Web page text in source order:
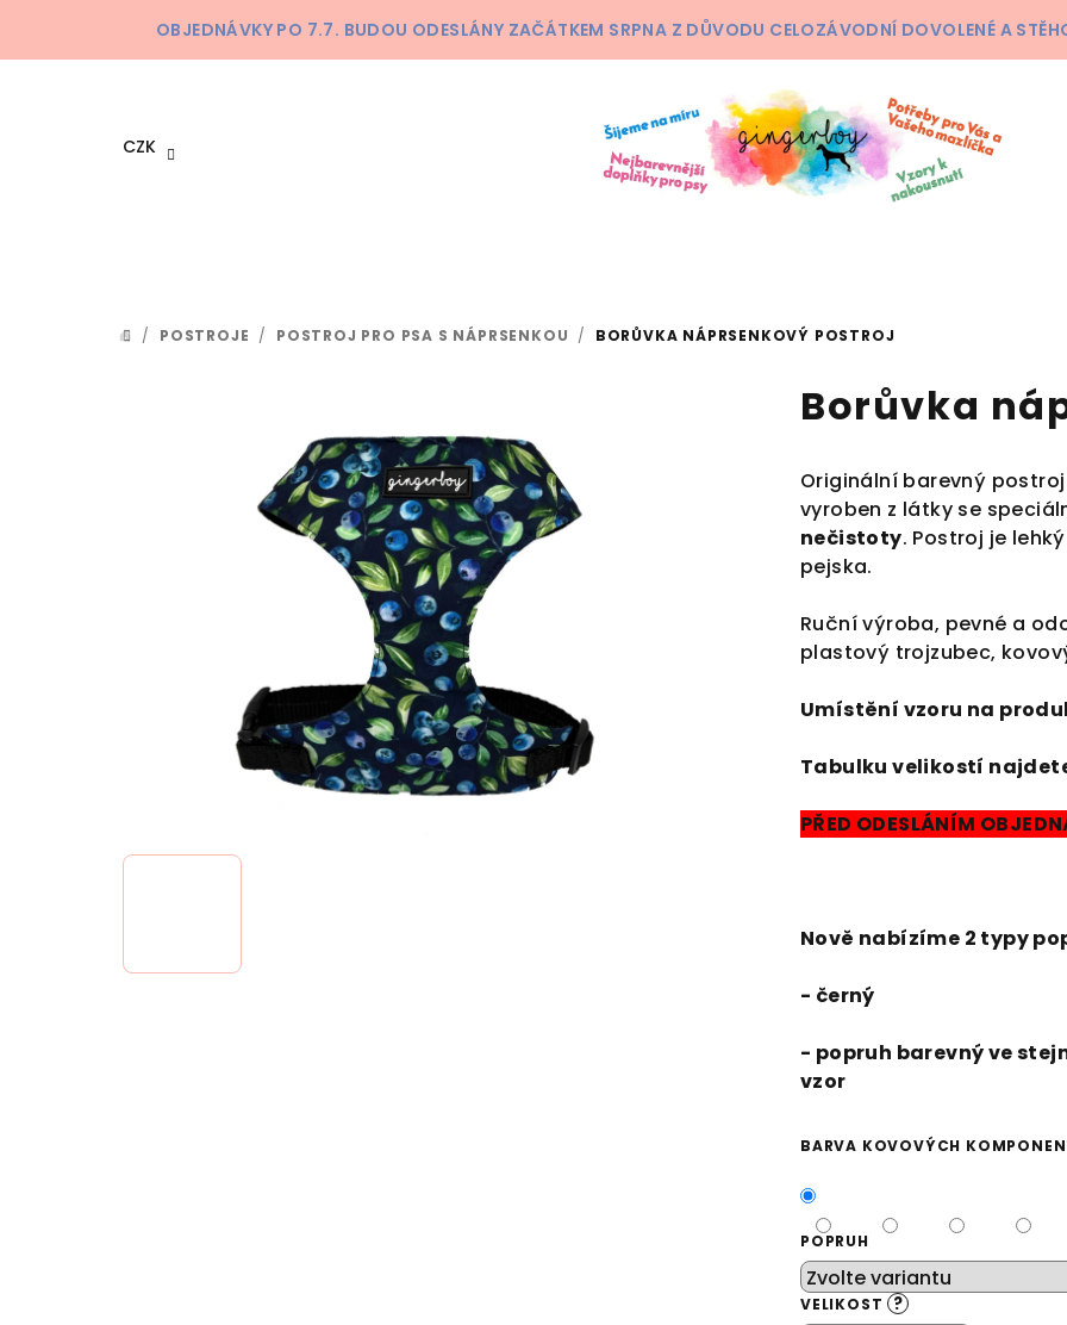
OBJEDNÁVKY PO 7.7. BUDOU ODESLÁNY ZAČÁTKEM SRPNA Z DŮVODU CELOZÁVODNÍ DOVOLENÉ A
CZK
DOMŮ
/ POSTROJE / POSTROJ PRO PSA S NÁPRSENKOU / BORŮVKA NÁPRSENKOVÝ POSTROJ
Borůvka
Originální barevný
vyroben z látky se
nečistoty. Postroj je
pejska.
Ruční výroba, pevné a
plastový trojzubec,
Umístění vzoru na
Tabulku velikostí
PŘED ODESLÁNÍM
Nově nabízíme 2 typy
- černý
- popruh barevný ve
vzor
BARVA KOVOVÝCH
POPRUH
VELIKOST ?